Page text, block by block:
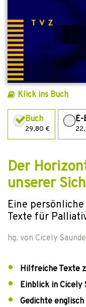
Klick ins Buch
Buch
29,80 €
E-
Der
unserer
Eine
Texte für
hg. von Cicely
Hilfreiche Texte
Einblick in
Gedichte